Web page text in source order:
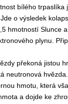
bílého trpaslíka
o výsledek
hmotností Slunce
plynu.
překoná jistou
neutronová
hmotu, která
a dojde ke